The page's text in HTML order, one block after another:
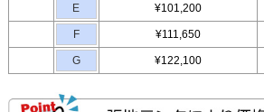
E ¥101,200
F ¥111,650
G ¥122,100